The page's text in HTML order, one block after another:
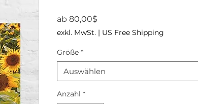
ab 80,00$
exkl. MwSt. | US Free Shipping
Größe *
Auswählen
Anzahl *